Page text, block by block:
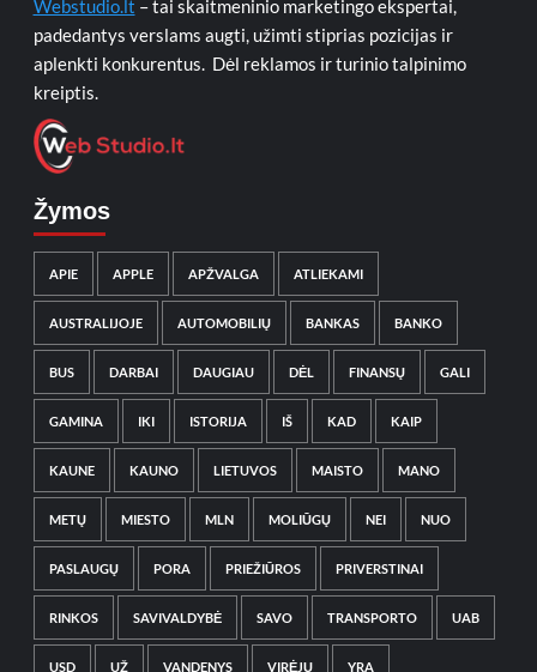
Webstudio.lt – tai skaitmeninio marketingo ekspertai,
padedantys verslams augti, užimti stiprias pozicijas ir
aplenkti konkurentus. Dėl reklamos ir turinio talpinimo
kreiptis.
Žymos
APIE APPLE APŽVALGA ATLIEKAMI
AUSTRALIJOJE AUTOMOBILIŲ BANKAS BANKO
BUS DARBAI DAUGIAU DĖL FINANSŲ GALI
GAMINA IKI ISTORIJA IŠ KAD KAIP
KAUNE KAUNO LIETUVOS MAISTO MANO
METŲ MIESTO MLN MOLIŪGŲ NEI NUO
PASLAUGŲ PORA PRIEŽIŪROS PRIVERSTINAI
RINKOS SAVIVALDYBĖ SAVO TRANSPORTO UAB
USD UŽ VANDENYS VIRĖJŲ YRA